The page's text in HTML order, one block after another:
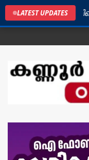
LATEST UPDATES
കണ്ണൂർ